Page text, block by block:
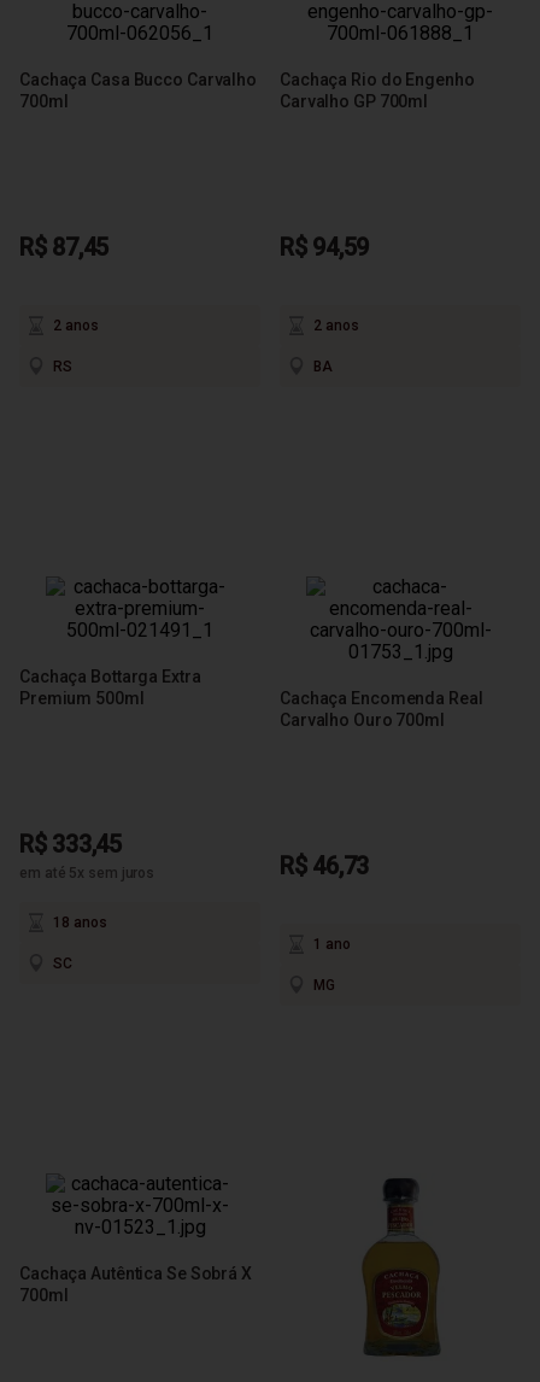
Cachaça Casa Bucco Carvalho
700ml
R$ 87,45
2 anos
RS
Cachaça Rio do Engenho
Carvalho GP 700ml
R$ 94,59
2 anos
BA
Cachaça Bottarga Extra
Premium 500ml
R$ 333,45
em até 5x sem juros
18 anos
SC
Cachaça Encomenda Real
Carvalho Ouro 700ml
R$ 46,73
1 ano
MG
Cachaça Autêntica Se Sobrá X
700ml